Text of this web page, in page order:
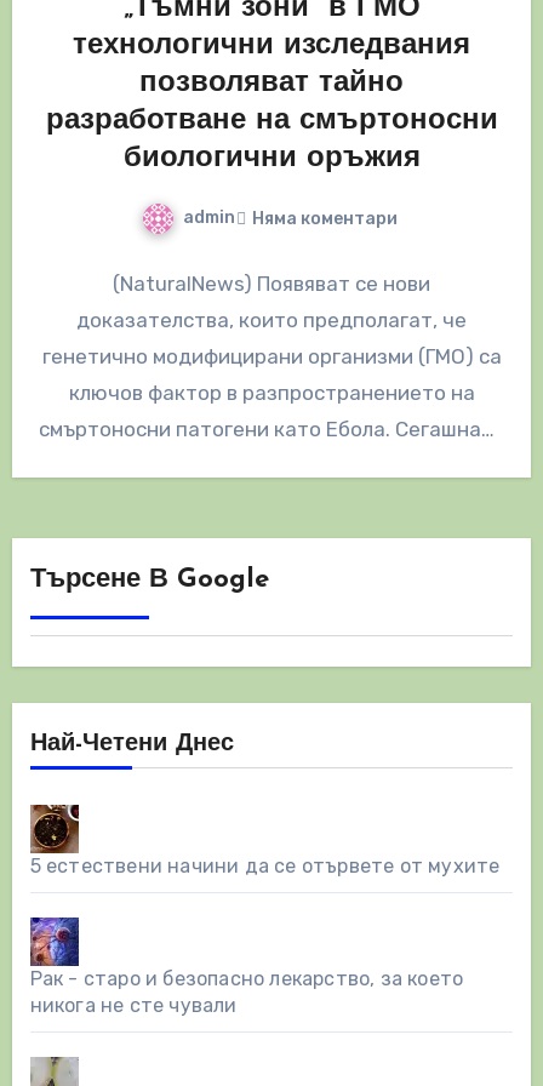
„Тъмни зони“ в ГМО
технологични изследвания
позволяват тайно
разработване на смъртоносни
биологични оръжия
admin Няма коментари
(NaturalNews) Появяват се нови
доказателства, които предполагат, че
генетично модифицирани организми (ГМО) са
ключов фактор в разпространението на
смъртоносни патогени като Ебола. Сегашната
Търсене В Google
Най-Четени Днес
5 естествени начини да се отървете от мухите
Рак - старо и безопасно лекарство, за което
никога не сте чували